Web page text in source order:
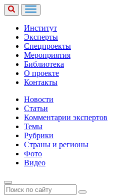
Институт
Эксперты
Спецпроекты
Мероприятия
Библиотека
О проекте
Контакты
Новости
Статьи
Комментарии экспертов
Темы
Рубрики
Страны и регионы
Фото
Видео